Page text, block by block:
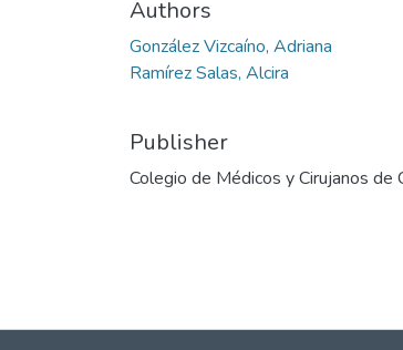
Authors
González Vizcaíno, Adriana
Ramírez Salas, Alcira
Publisher
Colegio de Médicos y Cirujanos de